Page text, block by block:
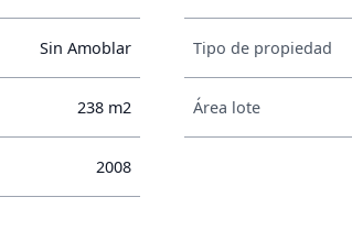
Sin Amoblar Tipo de propiedad
238 m2 Área lote
2008